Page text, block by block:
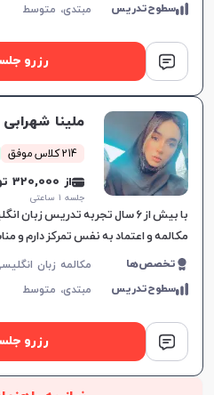
سطوح‌تدریس مبتدی، متوسط
رزرو
ملینا شهرابی
214 کلاس موفق
از 320,000 تومان
جلسه ۱ ساعتی
با بیش از ۶ سال تجربه تدریس
مکالمه و اعتماد به نفس تمرکز دارم و
زبان‌آموزان هستم.
تخصص‌ها
سطوح‌تدریس مبتدی، متوسط
رزرو